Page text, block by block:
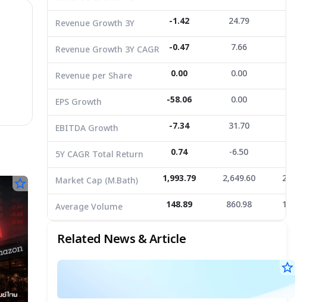
star_border
EPS Growth
-58.06 0.00
EBITDA Growth
-7.34 31.70
199.49
5Y CAGR Total Return
Market Cap (M.Bath)
1,993.79 2,649.60
Average Volume
148.89 860.98
Revenue Growth 3Y -1.42 24.79
Revenue Growth 3Y CAGR -0.47 7.66
Revenue per Share 0.00 0.00
EPS Growth -58.06 0.00
EBITDA Growth -7.34 31.70
5Y CAGR Total Return 0.74 -6.50
Market Cap (M.Bath) 1,993.79 2,649.60
Average Volume 148.89 860.98
Related News & Article
star_border